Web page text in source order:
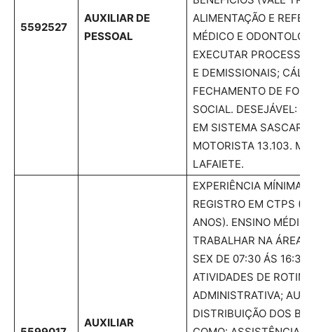
5592527
AUXILIAR DE
PESSOAL
ALIMENTAÇÃO E
MÉDICO E
EXECUTAR
E DEMISSIONAIS;
FECHAMENTO DE
SOCIAL. DESEJÁVEL:
EM SISTEMA SASCAR
MOTORISTA 13.103.
LAFAIETE.
AUXILIAR
EXPERIÊNCIA MÍNIMA
REGISTRO EM CTPS
ANOS). ENSINO MÉDIO
TRABALHAR NA ÁREA
SEX DE 07:30 ÁS
ATIVIDADES DE ROTINA
ADMINISTRATIVA;
DISTRIBUIÇÃO DOS